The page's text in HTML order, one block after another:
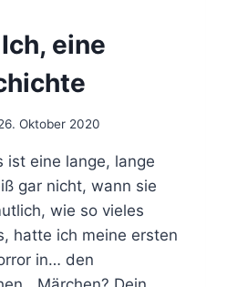
eine
Oktober 2020
ist eine lange, lange
gar nicht, wann sie
wie so vieles
hatte ich meine ersten
in… den